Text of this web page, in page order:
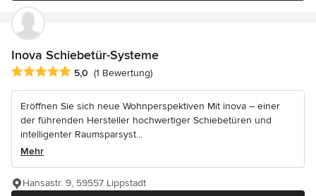
Inova Schiebetür-Systeme
Durchschnittliche Bewertung: 5 von 5 Sternen
5,0 (1 Bewertung)
Eröffnen Sie sich neue Wohnperspektiven Mit inova – einer
der führenden Hersteller hochwertiger Schiebetüren und
intelligenter Raumsparsyst...
Mehr
Hansastr. 9, 59557 Lippstadt